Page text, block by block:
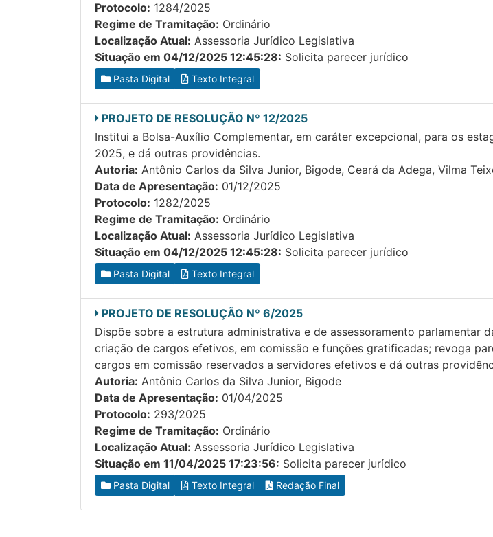
Protocolo: 1284/2025
Regime de Tramitação: Ordinário
Localização Atual: Assessoria Jurídico Legislativa
Situação em 04/12/2025 12:45:28: Solicita parecer jurídico
Pasta Digital Texto Integral
PROJETO DE RESOLUÇÃO Nº 12/2025
Institui a Bolsa-Auxílio Complementar, em caráter excepcional, para os
2025, e dá outras providências.
Autoria: Antônio Carlos da Silva Junior, Bigode, Ceará da Adega, Vilma
Data de Apresentação: 01/12/2025
Protocolo: 1282/2025
Regime de Tramitação: Ordinário
Localização Atual: Assessoria Jurídico Legislativa
Situação em 04/12/2025 12:45:28: Solicita parecer jurídico
Pasta Digital Texto Integral
PROJETO DE RESOLUÇÃO Nº 6/2025
Dispõe sobre a estrutura administrativa e de assessoramento parlamentar
criação de cargos efetivos, em comissão e funções gratificadas; revoga
cargos em comissão reservados a servidores efetivos e dá outras
Autoria: Antônio Carlos da Silva Junior, Bigode
Data de Apresentação: 01/04/2025
Protocolo: 293/2025
Regime de Tramitação: Ordinário
Localização Atual: Assessoria Jurídico Legislativa
Situação em 11/04/2025 17:23:56: Solicita parecer jurídico
Pasta Digital Texto Integral Redação Final